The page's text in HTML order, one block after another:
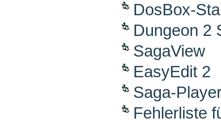
DosBox-
Dungeon 2
SagaView
EasyEdit 2
Saga-
Fehlerliste